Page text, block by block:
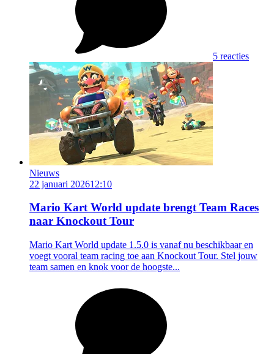
5 reacties
Nieuws
22 januari 202612:10
Mario Kart World update brengt Team Races
naar Knockout Tour
Mario Kart World update 1.5.0 is vanaf nu beschikbaar en
voegt vooral team racing toe aan Knockout Tour. Stel jouw
team samen en knok voor de hoogste...